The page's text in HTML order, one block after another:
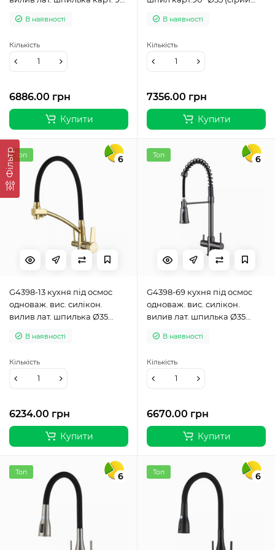
Фільтр
В наявності
6886.00 грн
Кількість
Купити
В наявності
7356.00 грн
Кількість
Купити
6
Топ
G4398-13 кухня під осмос
одноваж. вис. силікон.
вилив лат. шпилька Ø35
В наявності
6234.00 грн
Кількість
Купити
6
Топ
G4398-69 кухня під осмос
одноваж. вис. силікон.
вилив лат. шпилька Ø35
В наявності
6670.00 грн
Кількість
Купити
6
Топ 6
Топ